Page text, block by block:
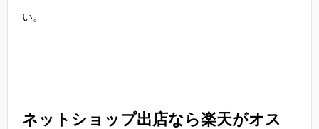
い。
ネットショップ出店なら楽天がオス